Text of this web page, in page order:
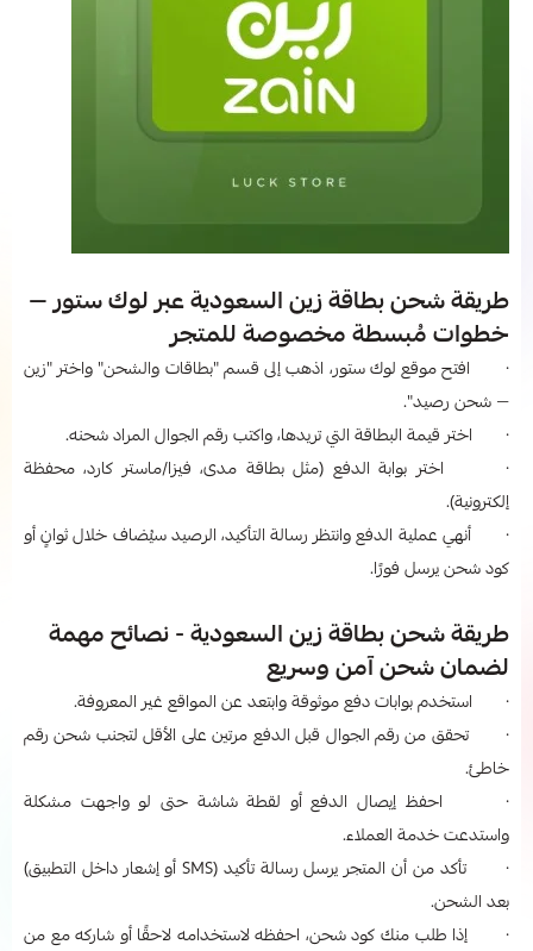
طريقة شحن بطاقة زين السعودية عبر لوك ستور —
خطوات مُبسطة مخصوصة للمتجر
· افتح موقع لوك ستور، اذهب إلى قسم "بطاقات والشحن" واختر "زين
— شحن رصيد".
· اختر قيمة البطاقة التي تريدها، واكتب رقم الجوال المراد شحنه.
· اختر بوابة الدفع (مثل بطاقة مدى، فيزا/ماستر كارد، محفظة
إلكترونية).
· أنهي عملية الدفع وانتظر رسالة التأكيد، الرصيد سيُضاف خلال ثوانٍ أو
كود شحن يرسل فورًا.
طريقة شحن بطاقة زين السعودية - نصائح مهمة
لضمان شحن آمن وسريع
· استخدم بوابات دفع موثوقة وابتعد عن المواقع غير المعروفة.
· تحقق من رقم الجوال قبل الدفع مرتين على الأقل لتجنب شحن رقم
خاطئ.
· احفظ إيصال الدفع أو لقطة شاشة حتى لو واجهت مشكلة
واستدعت خدمة العملاء.
· تأكد من أن المتجر يرسل رسالة تأكيد (SMS أو إشعار داخل التطبيق)
بعد الشحن.
· إذا طلب منك كود شحن، احفظه لاستخدامه لاحقًا أو شاركه مع من